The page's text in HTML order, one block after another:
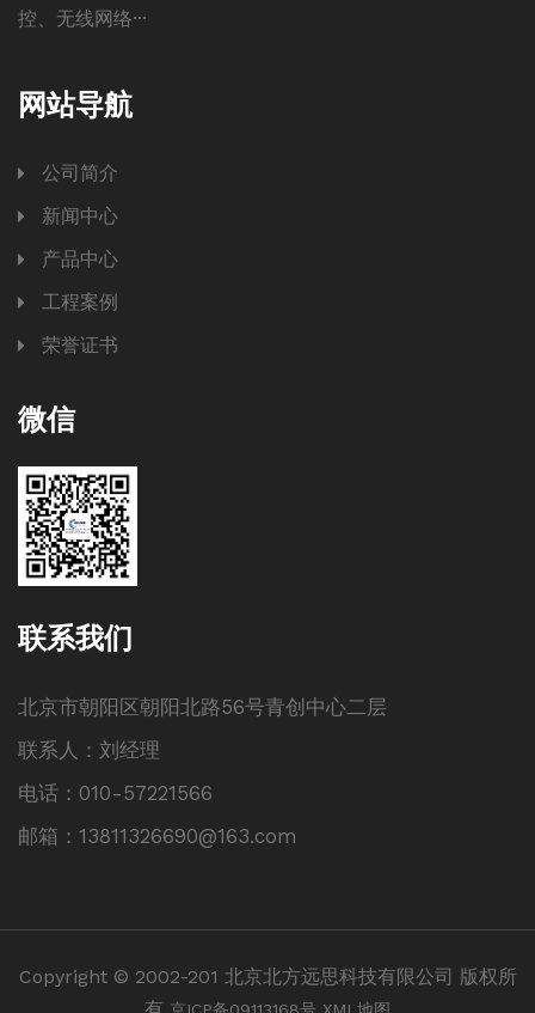
控、无线网络···
网站导航
公司简介
新闻中心
产品中心
工程案例
荣誉证书
微信
联系我们
北京市朝阳区朝阳北路56号青创中心二层
联系人：刘经理
电话：010-57221566
邮箱：13811326690@163.com
Copyright © 2002-201 北京北方远思科技有限公司 版权所